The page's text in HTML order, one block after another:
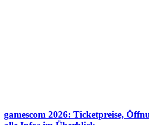
gamescom 2026: Ticketpreise,